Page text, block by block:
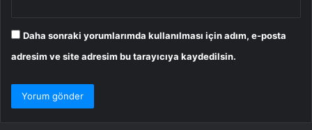
Daha sonraki yorumlarımda kullanılması için adım, e-posta
adresim ve site adresim bu tarayıcıya kaydedilsin.